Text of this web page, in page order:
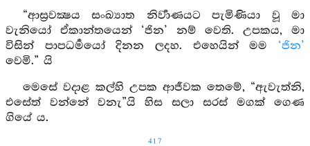
“ආස්‍රවක්‍ෂය සංඛ්‍යාත නිර්‍වාණයට පැමිණියා වූ මා
වැනියෝ ඒකාන්තයෙන් ‘ජින’ නම් වෙති. උපකය, මා
විසින් පාපධර්‍මයෝ දිනන ලදහ. එහෙයින් මම ‘ජින’
වෙමි.” යි
මෙසේ වදාළ කල්හි උපක ආජීවක තෙමේ, “ඇවැත්නි,
එසේත් වන්නේ වනැ”යි හිස සලා සරස් මගක් ගෙණ
ගියේ ය.
417